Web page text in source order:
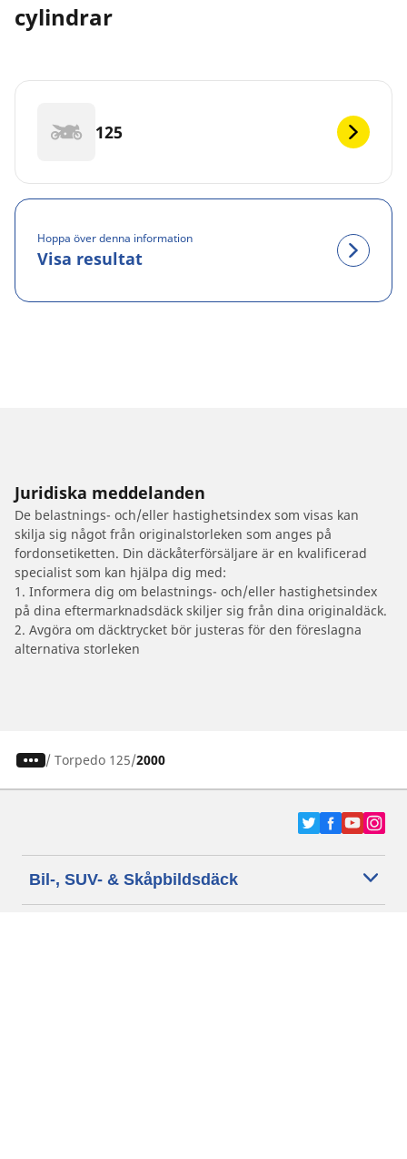
cylindrar
125
Hoppa över denna information
Visa resultat
Juridiska meddelanden
De belastnings- och/eller hastighetsindex som visas kan
skilja sig något från originalstorleken som anges på
fordonsetiketten. Din däckåterförsäljare är en kvalificerad
specialist som kan hjälpa dig med:
1. Informera dig om belastnings- och/eller hastighetsindex
på dina eftermarknadsdäck skiljer sig från dina originaldäck.
2. Avgöra om däcktrycket bör justeras för den föreslagna
alternativa storleken
/ Torpedo 125 2000
Bil-, SUV- & Skåpbildsdäck